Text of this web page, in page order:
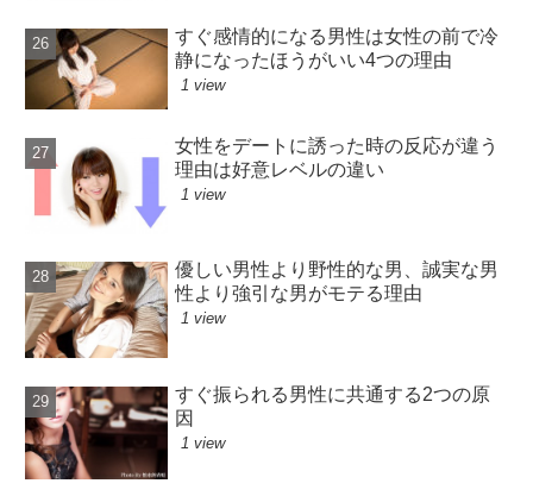
すぐ感情的になる男性は女性の前で冷
静になったほうがいい4つの理由
1 view
女性をデートに誘った時の反応が違う
理由は好意レベルの違い
1 view
優しい男性より野性的な男、誠実な男
性より強引な男がモテる理由
1 view
すぐ振られる男性に共通する2つの原
因
1 view